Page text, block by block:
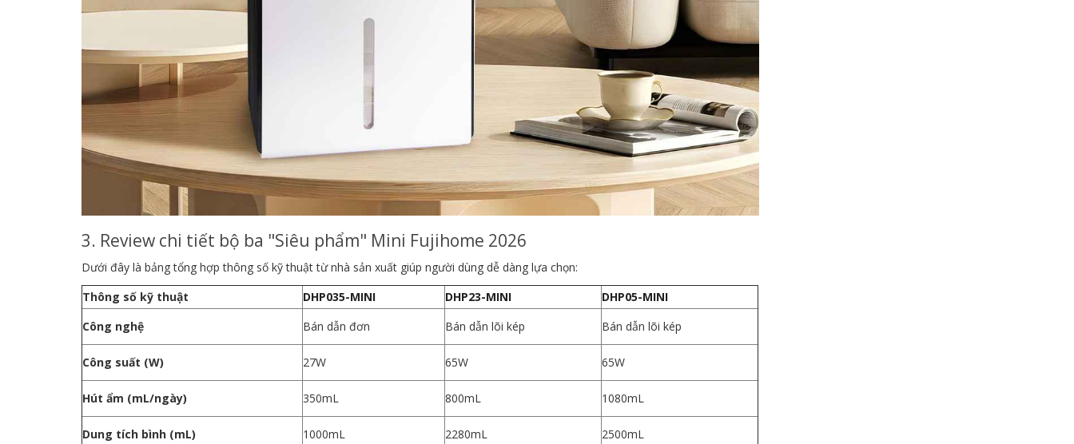
3. Review chi tiết bộ ba "Siêu phẩm" Mini Fujihome 2026
Dưới đây là bảng tổng hợp thông số kỹ thuật từ nhà sản xuất giúp người dùng dễ dàng lựa chọn:
Thông số kỹ thuật
DHP035-MINI DHP23-MINI
DHP05-MINI
Công nghệ
Bán dẫn đơn Bán dẫn lõi kép Bán dẫn lõi kép
Công suất (W) 27W 65W 65W
Hút ẩm (mL/ngày) 350mL 800mL 1080mL
Dung tích bình (mL) 1000mL 2280mL 2500mL